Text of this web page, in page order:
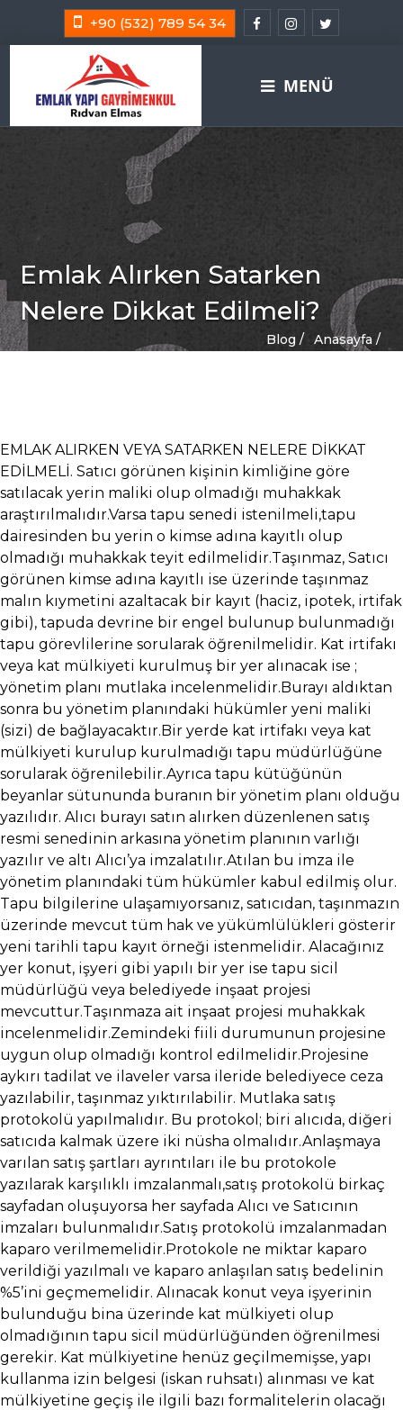
+90 (532) 789 54 34
MENÜ
Emlak Alırken Satarken
Nelere Dikkat Edilmeli?
Anasayfa /
Blog /
EMLAK ALIRKEN VEYA SATARKEN NELERE DİKKAT
EDİLMELİ. Satıcı görünen kişinin kimliğine göre
satılacak yerin maliki olup olmadığı muhakkak
araştırılmalıdır.Varsa tapu senedi istenilmeli,tapu
dairesinden bu yerin o kimse adına kayıtlı olup
olmadığı muhakkak teyit edilmelidir.Taşınmaz, Satıcı
görünen kimse adına kayıtlı ise üzerinde taşınmaz
malın kıymetini azaltacak bir kayıt (haciz, ipotek, irtifak
gibi), tapuda devrine bir engel bulunup bulunmadığı
tapu görevlilerine sorularak öğrenilmelidir. Kat irtifakı
veya kat mülkiyeti kurulmuş bir yer alınacak ise ;
yönetim planı mutlaka incelenmelidir.Burayı aldıktan
sonra bu yönetim planındaki hükümler yeni maliki
(sizi) de bağlayacaktır.Bir yerde kat irtifakı veya kat
mülkiyeti kurulup kurulmadığı tapu müdürlüğüne
sorularak öğrenilebilir.Ayrıca tapu kütüğünün
beyanlar sütununda buranın bir yönetim planı olduğu
yazılıdır. Alıcı burayı satın alırken düzenlenen satış
resmi senedinin arkasına yönetim planının varlığı
yazılır ve altı Alıcı’ya imzalatılır.Atılan bu imza ile
yönetim planındaki tüm hükümler kabul edilmiş olur.
Tapu bilgilerine ulaşamıyorsanız, satıcıdan, taşınmazın
üzerinde mevcut tüm hak ve yükümlülükleri gösterir
yeni tarihli tapu kayıt örneği istenmelidir. Alacağınız
yer konut, işyeri gibi yapılı bir yer ise tapu sicil
müdürlüğü veya belediyede inşaat projesi
mevcuttur.Taşınmaza ait inşaat projesi muhakkak
incelenmelidir.Zemindeki fiili durumunun projesine
uygun olup olmadığı kontrol edilmelidir.Projesine
aykırı tadilat ve ilaveler varsa ileride belediyece ceza
yazılabilir, taşınmaz yıktırılabilir. Mutlaka satış
protokolü yapılmalıdır. Bu protokol; biri alıcıda, diğeri
satıcıda kalmak üzere iki nüsha olmalıdır.Anlaşmaya
varılan satış şartları ayrıntıları ile bu protokole
yazılarak karşılıklı imzalanmalı,satış protokolü birkaç
sayfadan oluşuyorsa her sayfada Alıcı ve Satıcının
imzaları bulunmalıdır.Satış protokolü imzalanmadan
kaparo verilmemelidir.Protokole ne miktar kaparo
verildiği yazılmalı ve kaparo anlaşılan satış bedelinin
%5’ini geçmemelidir. Alınacak konut veya işyerinin
bulunduğu bina üzerinde kat mülkiyeti olup
olmadığının tapu sicil müdürlüğünden öğrenilmesi
gerekir. Kat mülkiyetine henüz geçilmemişse, yapı
kullanma izin belgesi (iskan ruhsatı) alınması ve kat
mülkiyetine geçiş ile ilgili bazı formalitelerin olacağı